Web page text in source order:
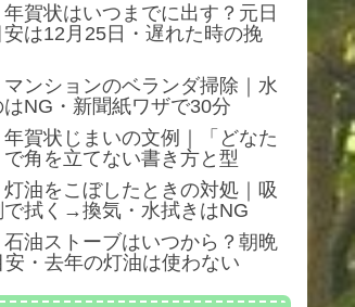
年賀状はいつまでに出す？元日
は12月25日・遅れた時の挽
マンションのベランダ掃除｜水
はNG・新聞紙ワザで30分
年賀状じまいの文例｜「どなた
角を立てない書き方と型
灯油をこぼしたときの対処｜吸
拭く→換気・水拭きはNG
石油ストーブはいつから？朝晩
・去年の灯油は使わない